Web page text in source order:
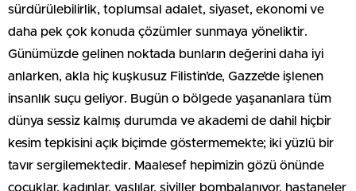
sürdürülebilirlik, toplumsal adalet, siyaset, ekonomi ve
daha pek çok konuda çözümler sunmaya yöneliktir.
Günümüzde gelinen noktada bunların değerini daha iyi
anlarken, akla hiç kuşkusuz Filistin’de, Gazze’de işlenen
insanlık suçu geliyor. Bugün o bölgede yaşananlara tüm
dünya sessiz kalmış durumda ve akademi de dahil hiçbir
kesim tepkisini açık biçimde göstermemekte; iki yüzlü bir
tavır sergilemektedir. Maalesef hepimizin gözü önünde
çocuklar, kadınlar, yaşlılar, siviller bombalanıyor, hastaneler